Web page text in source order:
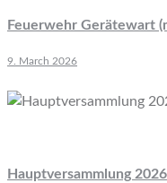
Feuerwehr Gerätewart
9. March 2026
Hauptversammlung 2026